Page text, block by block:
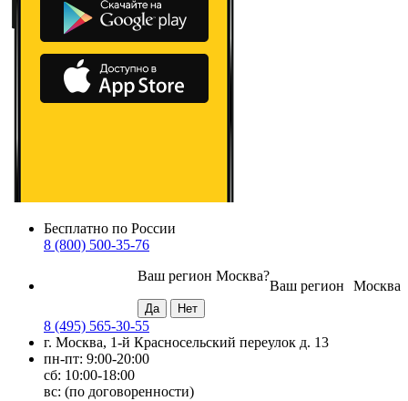
Бесплатно по России
8 (800) 500-35-76
Москва
Ваш регион
Ваш регион Москва?
8 (495) 565-30-55
г. Москва, 1-й Красносельский переулок д. 13
пн-пт: 9:00-20:00
сб: 10:00-18:00
вс: (по договоренности)